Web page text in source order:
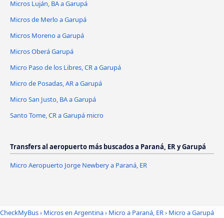
Micros Luján, BA a Garupá
Micros de Merlo a Garupá
Micros Moreno a Garupá
Micros Oberá Garupá
Micro Paso de los Libres, CR a Garupá
Micro de Posadas, AR a Garupá
Micro San Justo, BA a Garupá
Santo Tome, CR a Garupá micro
Transfers al aeropuerto más buscados a Paraná, ER y Garupá
Micro Aeropuerto Jorge Newbery a Paraná, ER
CheckMyBus› Micros en Argentina› Micro a Paraná, ER› Micro a Garupá